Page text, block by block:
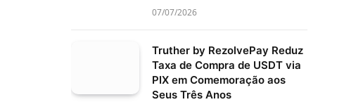
07/07/2026
Truther by RezolvePay Reduz
Taxa de Compra de USDT via
PIX em Comemoração aos
Seus Três Anos